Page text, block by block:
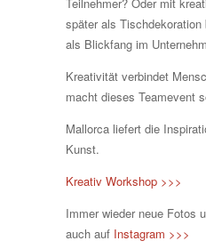
später als Tischdekoration
als Blickfang im
Kreativität verbindet
macht dieses Teamevent
Mallorca liefert die
Kunst.
Kreativ Workshop >>>
Immer wieder neue Fotos
auch auf Instagram >>>